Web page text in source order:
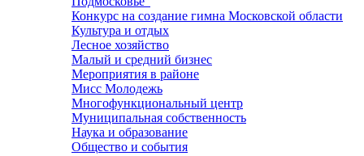
Конкурс на создание гимна Московской области
Культура и отдых
Лесное хозяйство
Малый и средний бизнес
Мероприятия в районе
Мисс Молодежь
Многофункциональный центр
Муниципальная собственность
Наука и образование
Общество и события